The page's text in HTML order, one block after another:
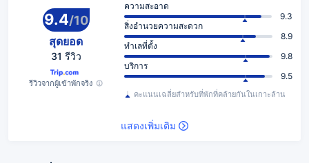
9.4/10
สุดยอด
31 รีวิว
รีวิวจากผู้เข้าพักจริง
ความสะอาด
9.3
สิ่งอำนวยความสะดวก
8.9
ทำเลที่ตั้ง
9.8
บริการ
9.5
คะแนนเฉลี่ยสำหรับที่พักที่คล้ายกันในเกาะล้าน
แสดงเพิ่มเติม